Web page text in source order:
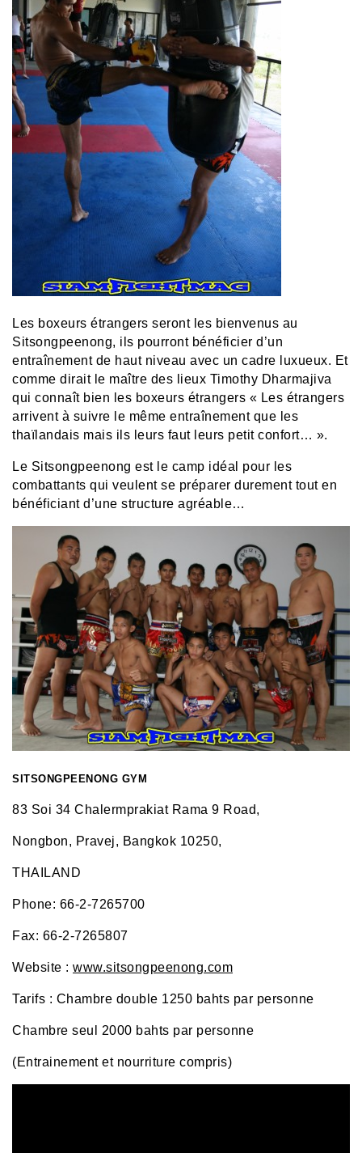
Les boxeurs étrangers seront les bienvenus au
Sitsongpeenong, ils pourront bénéficier d’un
entraînement de haut niveau avec un cadre luxueux. Et
comme dirait le maître des lieux Timothy Dharmajiva
qui connaît bien les boxeurs étrangers « Les étrangers
arrivent à suivre le même entraînement que les
thaïlandais mais ils leurs faut leurs petit confort… ».
Le Sitsongpeenong est le camp idéal pour les
combattants qui veulent se préparer durement tout en
bénéficiant d’une structure agréable…
SITSONGPEENONG GYM
83 Soi 34 Chalermprakiat Rama 9 Road,
Nongbon, Pravej, Bangkok 10250,
THAILAND
Phone: 66-2-7265700
Fax: 66-2-7265807
Website : www.sitsongpeenong.com
Tarifs : Chambre double 1250 bahts par personne
Chambre seul 2000 bahts par personne
(Entrainement et nourriture compris)